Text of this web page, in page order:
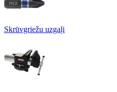
Skrūvgriežu uzgaļi